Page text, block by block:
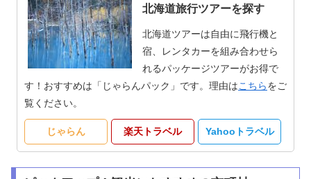
北海道旅行ツアーを探す
北海道ツアーは自由に飛行機と
宿、レンタカーを組み合わせら
れるパッケージツアーがお得で
す！おすすめは「じゃらんパック」です。理由はこちらをご
覧ください。
じゃらん 楽天トラベル Yahooトラベル